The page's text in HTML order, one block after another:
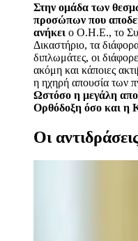
Στην ομάδα των
προσώπων που
ανήκει ο Ο.Η.Ε., το
Δικαστήριο, τα
διπλωμάτες, οι
ακόμη και κάποιες
η ηχηρή απουσία των
Ωστόσο η μεγάλη
Ορθόδοξη όσο και η
Οι